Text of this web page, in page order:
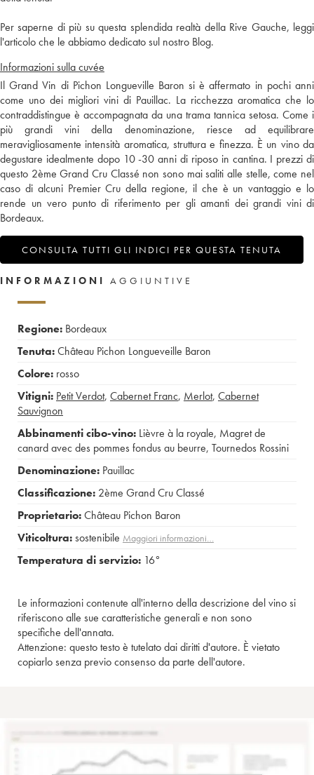
Per saperne di più su questa splendida realtà della Rive Gauche, leggi
l'articolo che le abbiamo dedicato sul nostro Blog.
Informazioni sulla cuvée
Il Grand Vin di Pichon Longueville Baron si è affermato in pochi anni
come uno dei migliori vini di Pauillac. La ricchezza aromatica che lo
contraddistingue è accompagnata da una trama tannica setosa. Come i
più grandi vini della denominazione, riesce ad equilibrare
meravigliosamente intensità aromatica, struttura e finezza. È un vino da
degustare idealmente dopo 10 -30 anni di riposo in cantina. I prezzi di
questo 2ème Grand Cru Classé non sono mai saliti alle stelle, come nel
caso di alcuni Premier Cru della regione, il che è un vantaggio e lo
rende un vero punto di riferimento per gli amanti dei grandi vini di
Bordeaux.
CONSULTA TUTTI GLI INDICI PER QUESTA TENUTA
INFORMAZIONI AGGIUNTIVE
Regione: Bordeaux
Tenuta:Château Pichon Longueveille Baron
Colore: rosso
Vitigni: Petit Verdot, Cabernet Franc, Merlot, Cabernet
Sauvignon
Abbinamenti cibo-vino: Lièvre à la royale, Magret de
canard avec des pommes fondus au beurre, Tournedos Rossini
Denominazione: Pauillac
Classificazione: 2ème Grand Cru Classé
Proprietario:Château Pichon Baron
Viticoltura:sostenibile Maggiori informazioni…
Temperatura di servizio: 16°
Le informazioni contenute all'interno della descrizione del vino si
riferiscono alle sue caratteristiche generali e non sono
specifiche dell'annata.
Attenzione: questo testo è tutelato dai diritti d'autore. È vietato
copiarlo senza previo consenso da parte dell'autore.